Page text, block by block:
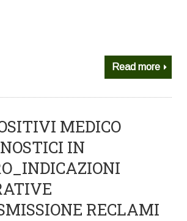
Read more
MEDICO
IN
RECLAMI